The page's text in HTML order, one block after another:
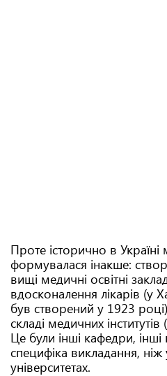
Проте історично в Україні
формувалася інакше:
вищі медичні освітні
вдосконалення лікарів (у
був створений у 1923
складі медичних інститутів
Це були інші кафедри, інші
специфіка викладання, ніж
університетах.